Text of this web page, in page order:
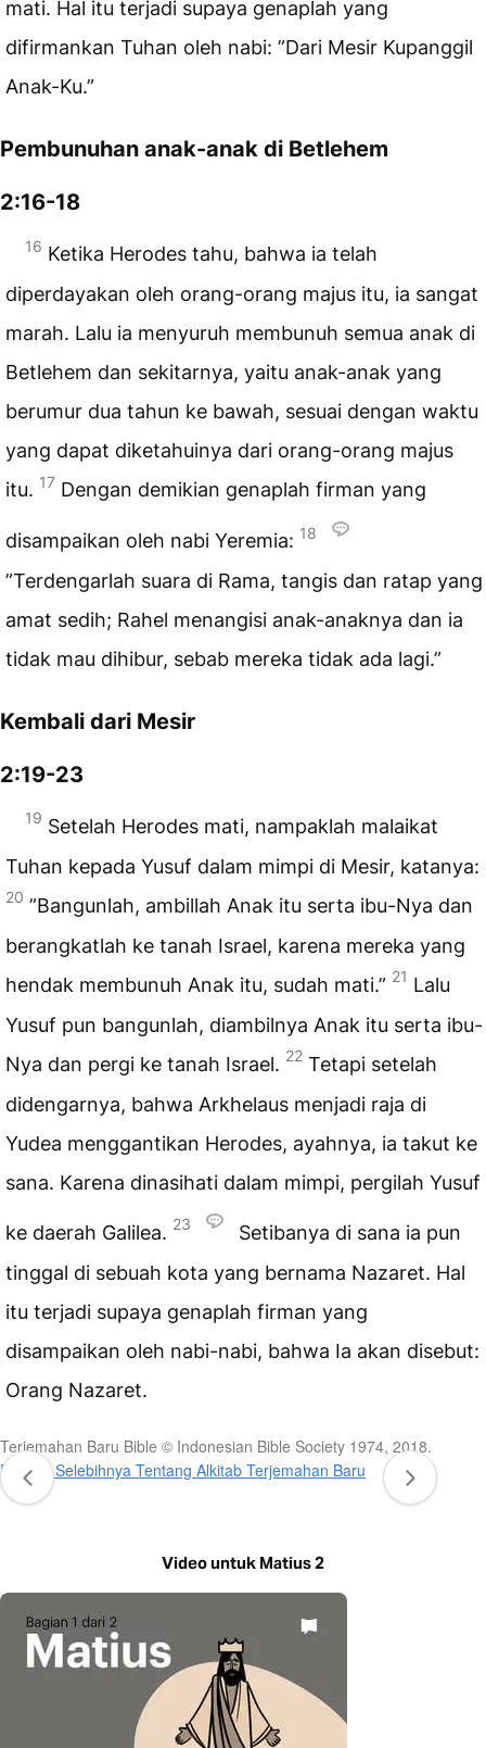
mati. Hal itu terjadi supaya genaplah yang
difirmankan Tuhan oleh nabi: ”Dari Mesir Kupanggil
Anak-Ku.”
Pembunuhan anak-anak di Betlehem
2:16-18
16 Ketika Herodes tahu, bahwa ia telah
diperdayakan oleh orang-orang majus itu, ia sangat
marah. Lalu ia menyuruh membunuh semua anak di
Betlehem dan sekitarnya, yaitu anak-anak yang
berumur dua tahun ke bawah, sesuai dengan waktu
yang dapat diketahuinya dari orang-orang majus
itu. 17 Dengan demikian genaplah firman yang
disampaikan oleh nabi Yeremia: 18
”Terdengarlah suara di Rama, tangis dan ratap yang
amat sedih; Rahel menangisi anak-anaknya dan ia
tidak mau dihibur, sebab mereka tidak ada lagi.”
Kembali dari Mesir
2:19-23
19 Setelah Herodes mati, nampaklah malaikat
Tuhan kepada Yusuf dalam mimpi di Mesir, katanya:
20 ”Bangunlah, ambillah Anak itu serta ibu-Nya dan
berangkatlah ke tanah Israel, karena mereka yang
hendak membunuh Anak itu, sudah mati.” 21 Lalu
Yusuf pun bangunlah, diambilnya Anak itu serta ibu-
Nya dan pergi ke tanah Israel. 22 Tetapi setelah
didengarnya, bahwa Arkhelaus menjadi raja di
Yudea menggantikan Herodes, ayahnya, ia takut ke
sana. Karena dinasihati dalam mimpi, pergilah Yusuf
ke daerah Galilea. 23
Setibanya di sana ia pun
tinggal di sebuah kota yang bernama Nazaret. Hal
itu terjadi supaya genaplah firman yang
disampaikan oleh nabi-nabi, bahwa Ia akan disebut:
Orang Nazaret.
Terjemahan Baru Bible © Indonesian Bible Society 1974, 2018.
Pelajari Selebihnya Tentang Alkitab Terjemahan Baru
Video untuk Matius 2